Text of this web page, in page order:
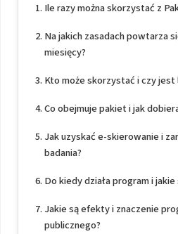
Ile razy można skorzystać z
Na jakich zasadach powtarza
miesięcy?
Kto może skorzystać i czy jest
Co obejmuje pakiet i jak
Jak uzyskać e-skierowanie i
badania?
Do kiedy działa program i
Jakie są efekty i znaczenie
publicznego?